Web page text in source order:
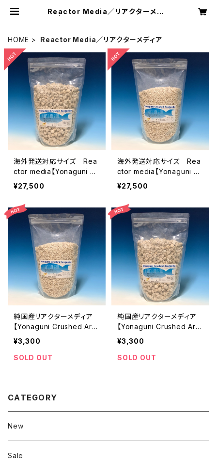
Reactor Media／リアクターメディ
HOME
Reactor Media／リアクターメディア
海外発送対応サイズ Rea
ctor media【Yonaguni Cr
ushed Aragonite / size-
L / 15kg】
¥27,500
海外発送対応サイズ Rea
ctor media【Yonaguni Cr
ushed Aragonite / size-
M / 15kg】
¥27,500
純国産リアクターメディア
【Yonaguni Crushed Ara
gonite / size-M / 2kg】
¥3,300
SOLD OUT
純国産リアクターメディア
【Yonaguni Crushed Ara
gonite / size-L / 2kg】
¥3,300
SOLD OUT
CATEGORY
New
Sale